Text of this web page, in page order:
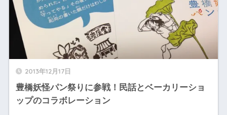
2013年12月17日
豊橋妖怪パン祭りに参戦！民話とベーカリーショ
ップのコラボレーション